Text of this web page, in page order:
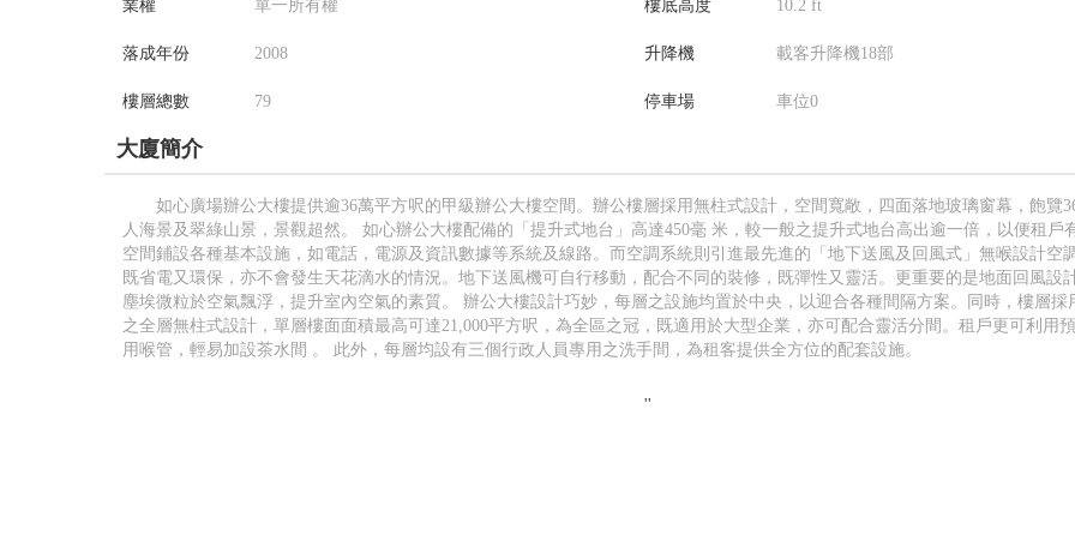
業權 單一所有權
落成年份 2008
樓層總數 79
樓底高度 10.2 ft
升降機 載客升降機18部
停車場 車位0
大廈簡介
如心廣場辦公大樓提供逾36萬平方呎的甲級辦公大樓空間。辦公樓層採用無柱式設計，空間寬敞，四面落地玻璃窗幕，飽覽
人海景及翠綠山景，景觀超然。 如心辦公大樓配備的「提升式地台」高達450毫 米，較一般之提升式地台高出逾一倍，以便租戶
空間鋪設各種基本設施，如電話，電源及資訊數據等系統及線路。而空調系統則引進最先進的「地下送風及回風式」無喉設計空
既省電又環保，亦不會發生天花滴水的情況。地下送風機可自行移動，配合不同的裝修，既彈性又靈活。更重要的是地面回風設
塵埃微粒於空氣飄浮，提升室內空氣的素質。 辦公大樓設計巧妙，每層之設施均置於中央，以迎合各種間隔方案。同時，樓層採
之全層無柱式設計，單層樓面面積最高可達21,000平方呎，為全區之冠，既適用於大型企業，亦可配合靈活分間。租戶更可利用
用喉管，輕易加設茶水間 。 此外，每層均設有三個行政人員專用之洗手間，為租客提供全方位的配套設施。
''